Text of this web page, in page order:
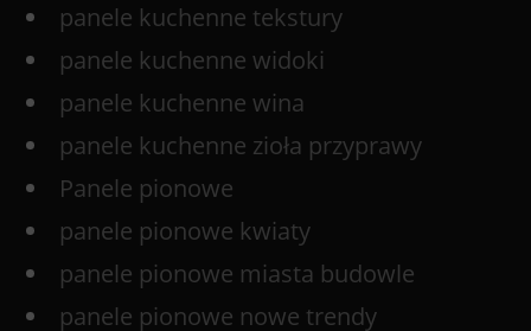
panele kuchenne tekstury
panele kuchenne widoki
panele kuchenne wina
panele kuchenne zioła przyprawy
Panele pionowe
panele pionowe kwiaty
panele pionowe miasta budowle
panele pionowe nowe trendy